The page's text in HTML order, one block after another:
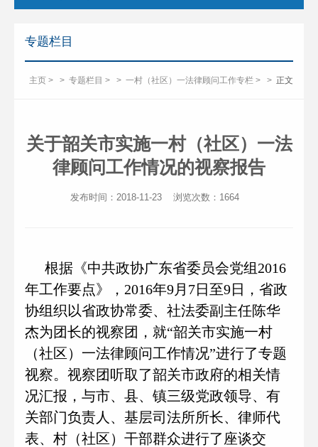
专题栏目
主页 > > 专题栏目 > > 一村（社区）一法律顾问工作专栏 > > 正文
关于韶关市实施一村（社区）一法
律顾问工作情况的视察报告
发布时间：2018-11-23 浏览次数： 1664
根据《中共政协广东省委员会党组2016
年工作要点》，2016年9月7日至9日，省政
协组织以省政协常委、社法委副主任陈华
杰为团长的视察团，就“韶关市实施一村
（社区）一法律顾问工作情况”进行了专题
视察。视察团听取了韶关市政府的相关情
况汇报，与市、县、镇三级党政领导、有
关部门负责人、基层司法所所长、律师代
表、村（社区）干部群众进行了座谈交